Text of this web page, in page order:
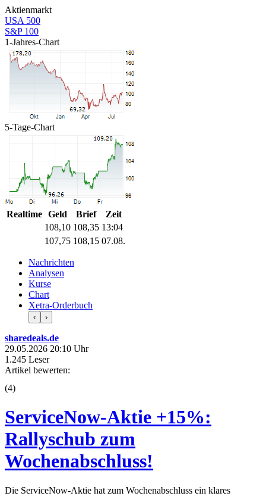
Aktienmarkt
USA 500
S&P 100
1-Jahres-Chart
5-Tage-Chart
Realtime Geld Brief
Zeit
108,10 108,35 13:04
107,75 108,15 07.08.
Nachrichten
Analysen
Kurse
Chart
Xetra-Orderbuch
‹ ›
sharedeals.de
29.05.2026 20:10 Uhr
1.245 Leser
Artikel bewerten:
(4)
ServiceNow-Aktie +15%:
Rallyschub zum
Wochenabschluss!
Die ServiceNow-Aktie hat zum Wochenabschluss ein klares